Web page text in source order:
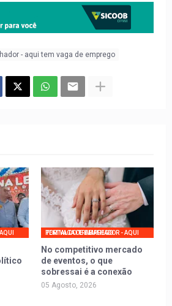
- aqui tem vaga de emprego
PORTAL DO TRABALHADOR - AQUI TEM VAGA DE EMPREGO
No competitivo mercado
de eventos, o que
sobressai é a conexão
05 Agosto, 2026